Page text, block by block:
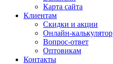
Карта сайта
Клиентам
Скидки и акции
Онлайн-калькулятор
Вопрос-ответ
Оптовикам
Контакты